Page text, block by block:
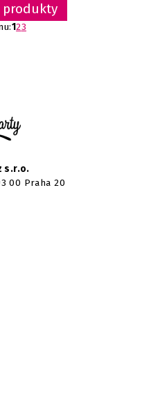
produkty
123
s.r.o.
00 Praha 20